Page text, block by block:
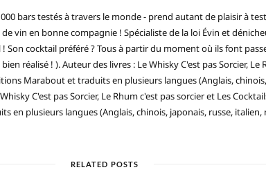
bars testés à travers le monde - prend autant de plaisir à
vin en bonne compagnie ! Spécialiste de la loi Évin et
Son cocktail préféré ? Tous à partir du moment où ils font
réalisé ! ). Auteur des livres : Le Whisky C'est pas Sorcier, Le
Marabout et traduits en plusieurs langues (Anglais,
C'est pas Sorcier, Le Rhum c'est pas sorcier et Les
en plusieurs langues (Anglais, chinois, japonais, russe, italien,
RELATED POSTS